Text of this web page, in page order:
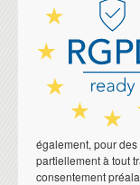
également, pour
partiellement à tout
consentement